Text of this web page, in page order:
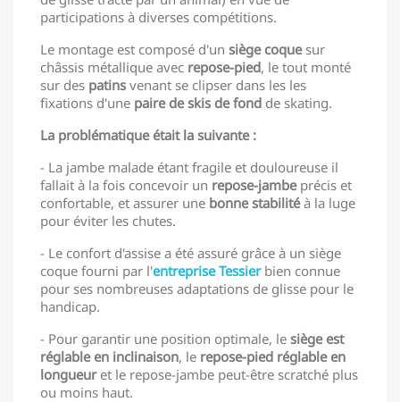
participations à diverses compétitions.
Le montage est composé d'un siège coque sur
châssis métallique avec repose-pied, le tout monté
sur des patins venant se clipser dans les les
fixations d'une paire de skis de fond de skating.
La problématique était la suivante :
- La jambe malade étant fragile et douloureuse il
fallait à la fois concevoir un repose-jambeprécis et
confortable, et assurer une bonne stabilitéà la luge
pour éviter les chutes.
- Le confort d'assise a été assuré grâce à un siège
coque fourni par l'entreprise Tessier bien connue
pour ses nombreuses adaptations de glisse pour le
handicap.
- Pour garantir une position optimale, le siège est
réglable en inclinaison, le repose-pied réglable en
longueuret le repose-jambe peut-être scratché plus
ou moins haut.